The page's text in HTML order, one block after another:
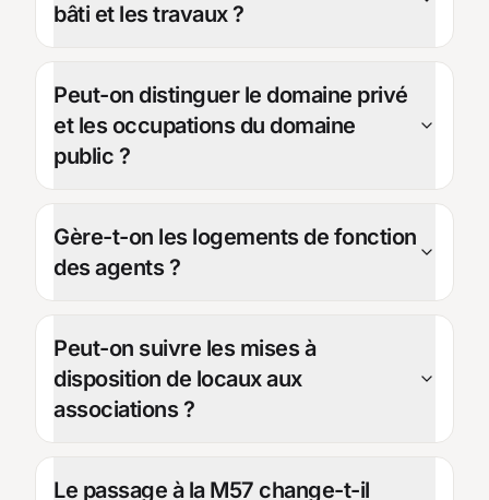
bâti et les travaux ?
Peut-on distinguer le domaine privé
et les occupations du domaine
public ?
Gère-t-on les logements de fonction
des agents ?
Peut-on suivre les mises à
disposition de locaux aux
associations ?
Le passage à la M57 change-t-il